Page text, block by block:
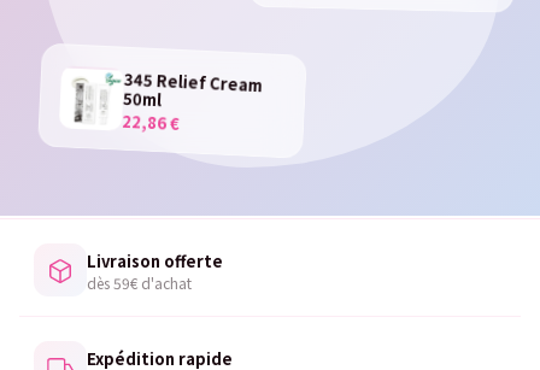
345 Relief Cream
50ml
22,86 €
Livraison offerte
dès 59€ d'achat
Expédition rapide